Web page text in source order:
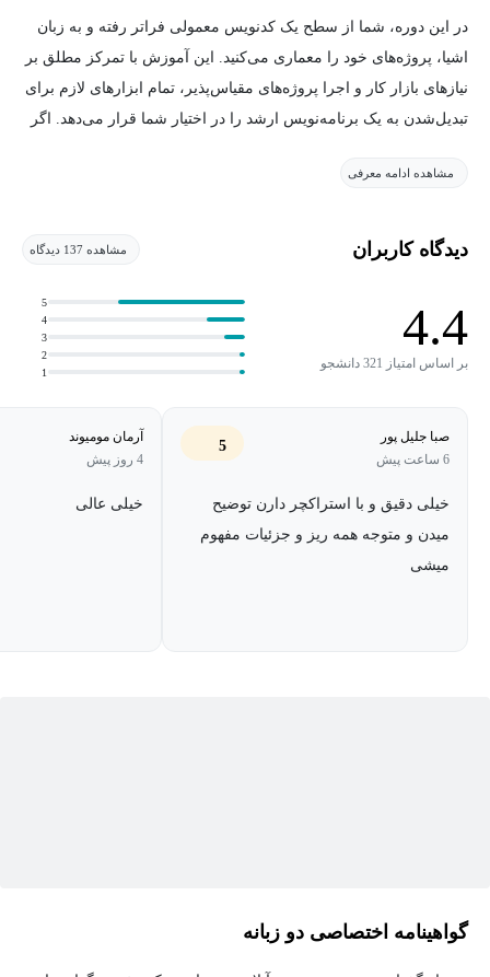
در این دوره، شما از سطح یک کدنویس معمولی فراتر رفته و به زبان
اشیا، پروژه‌های خود را معماری می‌کنید. این آموزش با تمرکز مطلق بر
نیازهای بازار کار و اجرا پروژه‌های مقیاس‌پذیر، تمام ابزارهای لازم برای
تبدیل‌شدن به یک برنامه‌نویس ارشد را در اختیار شما قرار می‌دهد. اگر
مسیر برای شما طراحی شده است.
معرفی دوره آموزش شی گرایی در پایتون
آماده‌سازی برنامه‌نویسان جهت کار روی پروژه‌های واقعی و تیم‌های
حرفه‌ای طراحی شده است. در این دوره، از آماده‌سازی محیط و
آموزشی با تمرین‌های عملی و پروژه‌های واقعی همراه است تا مفاهیم
به‌صورت کاربردی تثبیت شوند. خروجی این دوره، شامل توانایی
طراحی و پیاده‌سازی ساختارهای شی‌گرا، نوشتن کد تمیز و آمادگی
برای ورود به پروژه‌های پیچیده پایتونی و بازار کار است.
تئوریک دانشگاه، مهارت‌های عملی و پیاده‌سازی اصولی پروژه‌ها را
مشاهده ادامه معرفی
دیدگاه کاربران مشاهده 137 دیدگاه
4.4
بر اساس امتیاز 321 دانشجو
1
2
3
4
5
صبا جلیل پور
6 ساعت پیش
5
خیلی دقیق و با استراکچر دارن توضیح
میدن و متوجه همه ریز و جزئیات مفهوم
میشی
آرمان مومیوند
4 روز پیش
خیلی عالی
گواهینامه اختصاصی دو زبانه